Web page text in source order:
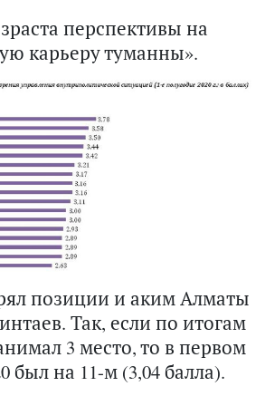
перспективы на
карьеру туманны».
позиции и аким Алматы
Так, если по итогам
3 место, то в первом
был на 11-м (3,04 балла).